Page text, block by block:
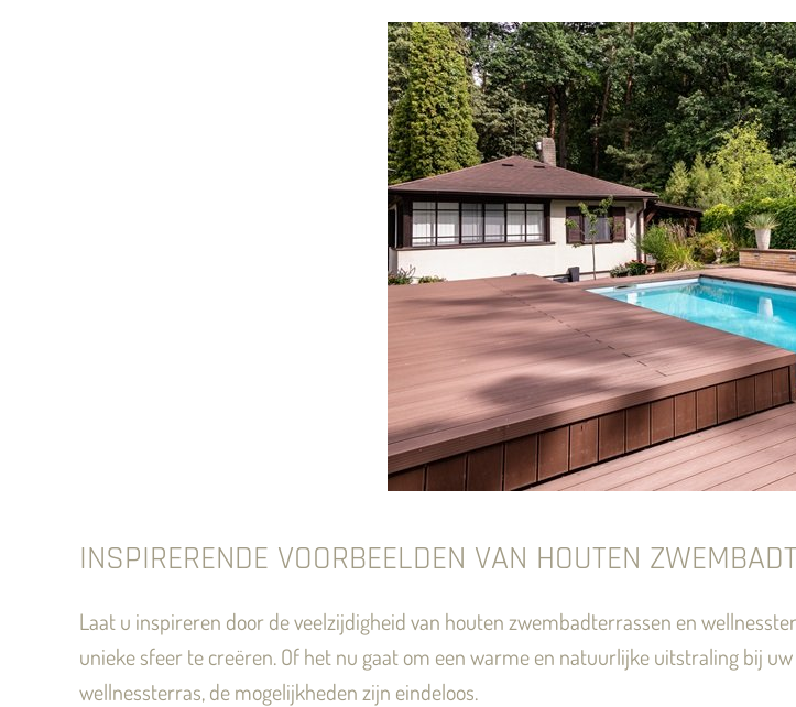
INSPIRERENDE VOORBEELDEN VAN HOUTEN
Laat u inspireren door de veelzijdigheid van houten zwembadterrassen en
unieke sfeer te creëren. Of het nu gaat om een warme en natuurlijke uitstraling bij
wellnessterras, de mogelijkheden zijn eindeloos.